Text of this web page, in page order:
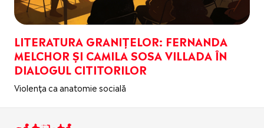
LITERATURA GRANIȚELOR: FERNANDA
MELCHOR ȘI CAMILA SOSA VILLADA ÎN
DIALOGUL CITITORILOR
Violența ca anatomie socială